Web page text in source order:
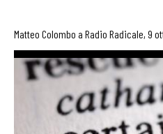
Matteo Colombo a Radio Radicale, 9